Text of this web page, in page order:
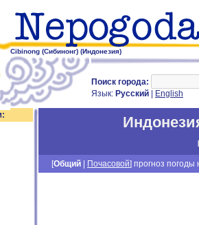
Cibinong (Cибинонг) (Индонезия)
Поиск города:
Язык: Русский English
[
[Общий Почасовой] прогноз погоды